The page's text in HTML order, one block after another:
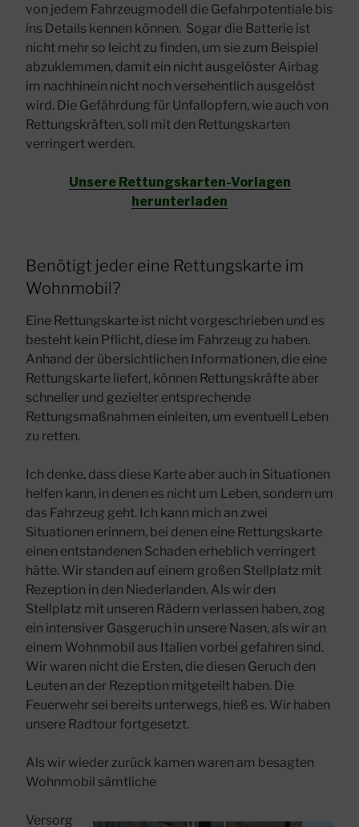
von jedem Fahrzeugmodell die Gefahrpotentiale bis
ins Details kennen können. Sogar die Batterie ist
nicht mehr so leicht zu finden, um sie zum Beispiel
abzuklemmen, damit ein nicht ausgelöster Airbag
im nachhinein nicht noch versehentlich ausgelöst
wird. Die Gefährdung für Unfallopfern, wie auch von
Rettungskräften, soll mit den Rettungskarten
verringert werden.
Unsere Rettungskarten-Vorlagen
herunterladen
Benötigt jeder eine Rettungskarte im
Wohnmobil?
Eine Rettungskarte ist nicht vorgeschrieben und es
besteht kein Pflicht, diese im Fahrzeug zu haben.
Anhand der übersichtlichen Informationen, die eine
Rettungskarte liefert, können Rettungskräfte aber
schneller und gezielter entsprechende
Rettungsmaßnahmen einleiten, um eventuell Leben
zu retten.
Ich denke, dass diese Karte aber auch in Situationen
helfen kann, in denen es nicht um Leben, sondern um
das Fahrzeug geht. Ich kann mich an zwei
Situationen erinnern, bei denen eine Rettungskarte
einen entstandenen Schaden erheblich verringert
hätte. Wir standen auf einem großen Stellplatz mit
Rezeption in den Niederlanden. Als wir den
Stellplatz mit unseren Rädern verlassen haben, zog
ein intensiver Gasgeruch in unsere Nasen, als wir an
einem Wohnmobil aus Italien vorbei gefahren sind.
Wir waren nicht die Ersten, die diesen Geruch den
Leuten an der Rezeption mitgeteilt haben. Die
Feuerwehr sei bereits unterwegs, hieß es. Wir haben
unsere Radtour fortgesetzt.
Als wir wieder zurück kamen waren am besagten
Wohnmobil sämtliche
Versorg